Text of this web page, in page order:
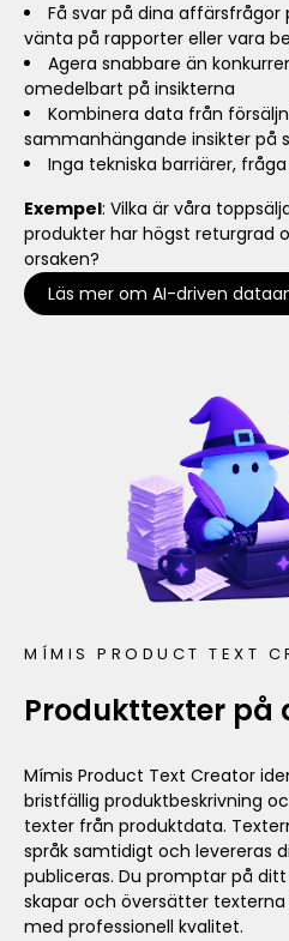
Få svar på dina
vänta på rapporter eller vara
Agera snabbare än
omedelbart på insikterna
Kombinera data från
sammanhängande insikter på
Inga tekniska barriärer,
Exempel: Vilka är våra
produkter har högst returgrad
orsaken?
Läs mer om AI-driven
MÍMIS PRODUCT TEXT
Produkttexter på
Mímis Product Text Creator
bristfällig produktbeskrivning
texter från produktdata.
språk samtidigt och levereras
publiceras. Du promptar på
skapar och översätter texterna
med professionell kvalitet.